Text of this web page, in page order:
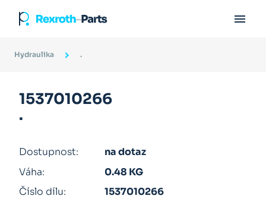

Hydraulika .
1537010266
.
Dostupnost:
na dotaz
Váha:
0.48 KG
Číslo dílu:
1537010266